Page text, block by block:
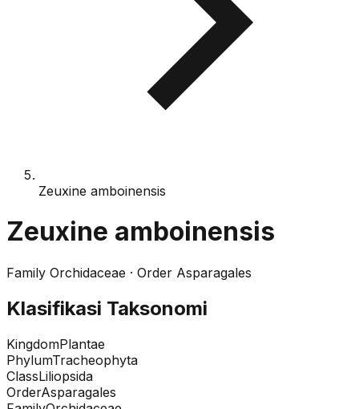
Zeuxine amboinensis
Zeuxine amboinensis
Family Orchidaceae · Order Asparagales
Klasifikasi Taksonomi
KingdomPlantae
PhylumTracheophyta
ClassLiliopsida
OrderAsparagales